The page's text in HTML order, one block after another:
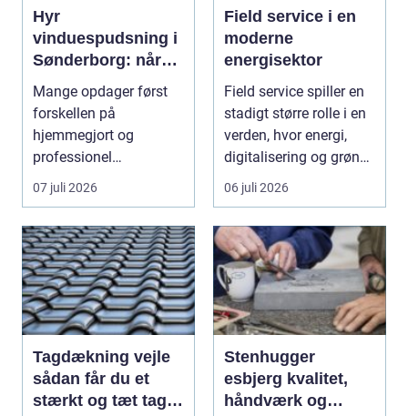
Hyr
vinduespudsning i
Sønderborg: når
det skal være nemt
Mange opdager først
forskellen på
hjemmegjort og
professionel
vinduespudsning, nå...
07 juli 2026
Field service i en
moderne
energisektor
Field service spiller en
stadigt større rolle i en
verden, hvor energi,
digitalisering og grøn
omsti...
06 juli 2026
Tagdækning vejle
sådan får du et
stærkt og tæt tag i
Stenhugger
esbjerg kvalitet,
håndværk og